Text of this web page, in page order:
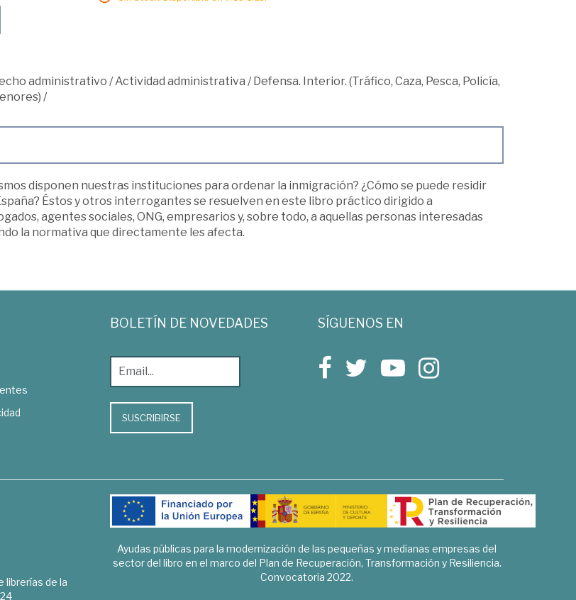
administrativo /Actividad administrativa / Defensa. Interior. (Tráfico, Caza, Pesca, Policía,
/
disponen nuestras instituciones para ordenar la inmigración? ¿Cómo se puede residir
Éstos y otros interrogantes se resuelven en este libro práctico dirigido a
agentes sociales, ONG, empresarios y, sobre todo, a aquellas personas interesadas
la normativa que directamente les afecta.
BOLETÍN DE NOVEDADES
SUSCRIBIRSE
SÍGUENOS EN
librerías de la
Ayudas públicas para la modernización de las pequeñas y medianas empresas del
sector del libro en el marco del Plan de Recuperación, Transformación y Resiliencia.
Convocatoria 2022.